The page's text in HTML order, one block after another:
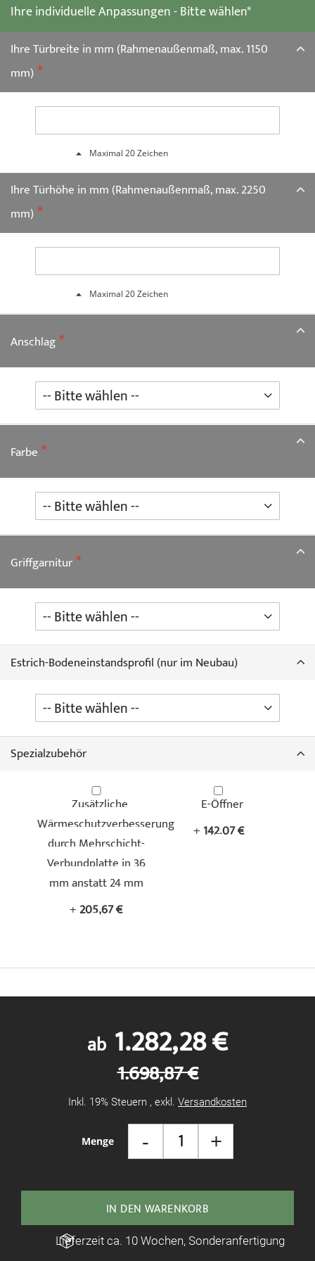
Menge - +
ab 1.282,28 €
1.698,87 €
Inkl. 19% Steuern , exkl. Versandkosten
IN DEN WARENKORB
Lieferzeit ca. 10 Wochen, Sonderanfertigung
Ihre individuelle Anpassungen - Bitte wählen*
Ihre Türbreite in mm (Rahmenaußenmaß, max. 1150
mm)
Maximal 20 Zeichen
Ihre Türhöhe in mm (Rahmenaußenmaß, max. 2250
mm)
Maximal 20 Zeichen
Anschlag
Farbe
Griffgarnitur
Estrich-Bodeneinstandsprofil (nur im Neubau)
Spezialzubehör
Zusätzliche
Wärmeschutzverbesserung
durch Mehrschicht-
Verbundplatte in 36
mm anstatt 24 mm
+205,67 €
E-Öffner
+ 142,07 €
Bildgalerie